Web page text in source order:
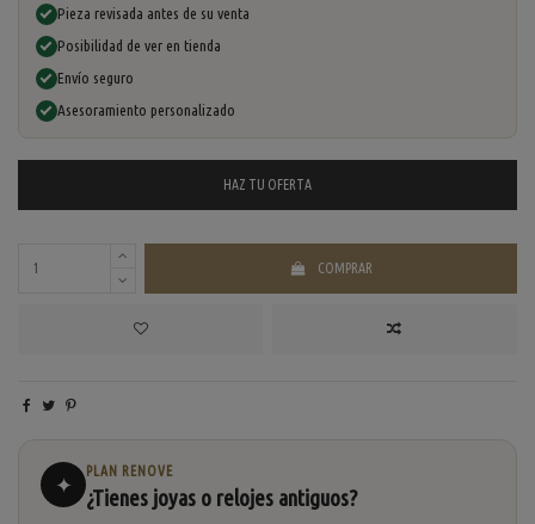
Pieza revisada antes de su venta
Posibilidad de ver en tienda
Envío seguro
Asesoramiento personalizado
HAZ TU OFERTA
COMPRAR
✦
PLAN RENOVE
¿Tienes joyas o relojes antiguos?